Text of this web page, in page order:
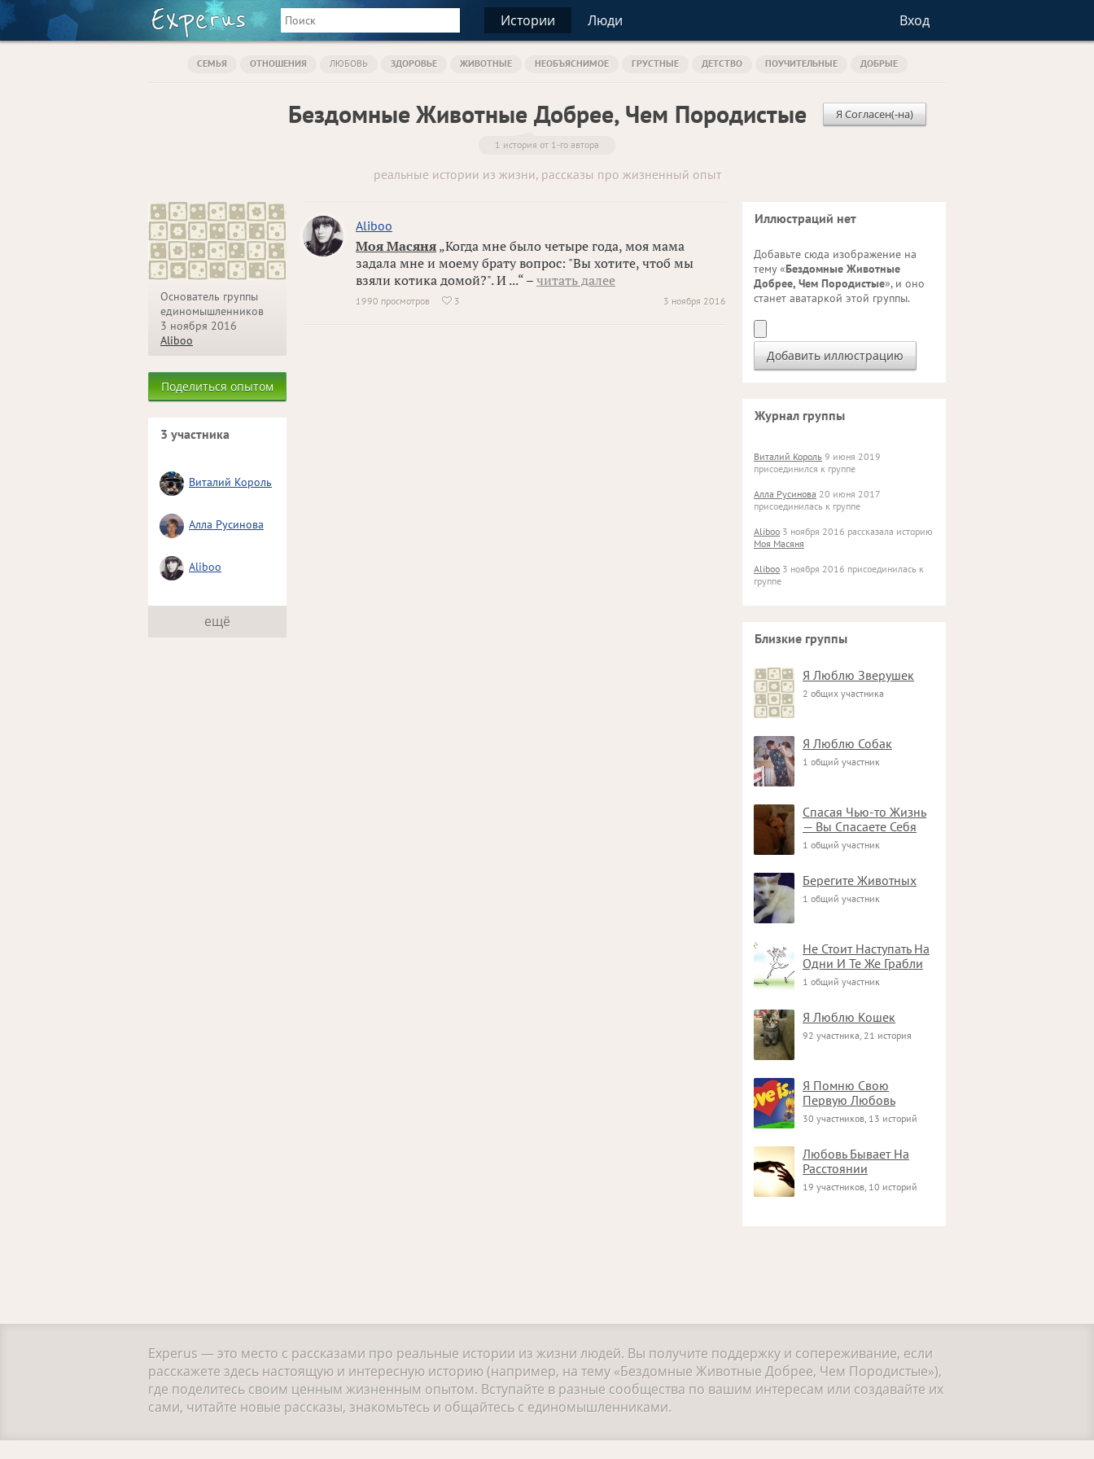
Истории Люди Вход
СЕМЬЯ ОТНОШЕНИЯ ЛЮБОВЬ ЗДОРОВЬЕ ЖИВОТНЫЕ НЕОБЪЯСНИМОЕ ГРУСТНЫЕ ДЕТСТВО ПОУЧИТЕЛЬНЫЕ ДОБРЫЕ
Бездомные Животные Добрее, Чем Породистые Я Согласен(-на)
1 история от 1-го автора
реальные истории из жизни, рассказы про жизненный опыт
Основатель группы
единомышленников
3 ноября 2016
Aliboo
Поделиться опытом
3 участника
Виталий Король
Алла Русинова
Aliboo
ещё
Aliboo
Моя Масяня „Когда мне было четыре года, моя мама
задала мне и моему брату вопрос: "Вы хотите, чтоб мы
взяли котика домой?". И ...“ – читать далее
3 ноября 2016
1990 просмотров  3
Иллюстраций нет
Добавьте сюда изображение на
тему «Бездомные Животные
Добрее, Чем Породистые», и оно
станет аватаркой этой группы.
Журнал группы
Виталий Король 9 июня 2019
присоединился к группе
Алла Русинова 20 июня 2017
присоединилась к группе
Aliboo 3 ноября 2016 рассказала историю
Моя Масяня
Aliboo 3 ноября 2016 присоединилась к
группе
Близкие группы
Я Люблю Зверушек
2 общих участника
Я Люблю Собак
1 общий участник
Спасая Чью-то Жизнь
— Вы Спасаете Себя
1 общий участник
Берегите Животных
1 общий участник
Не Стоит Наступать На
Одни И Те Же Грабли
1 общий участник
Я Люблю Кошек
92 участника, 21 история
Я Помню Свою
Первую Любовь
30 участников, 13 историй
Любовь Бывает На
Расстоянии
19 участников, 10 историй
Experus — это место с рассказами про реальные истории из жизни людей. Вы получите поддержку и сопереживание, если
расскажете здесь настоящую и интересную историю (например, на тему «Бездомные Животные Добрее, Чем Породистые»),
где поделитесь своим ценным жизненным опытом. Вступайте в разные сообщества по вашим интересам или создавайте их
сами, читайте новые рассказы, знакомьтесь и общайтесь с единомышленниками.